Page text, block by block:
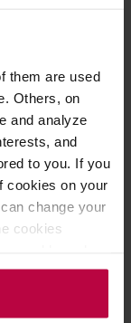
them are used
Others, on
and analyze
and
to you. If you
cookies on your
change your
cookies
ul.
third parties’
high quality of